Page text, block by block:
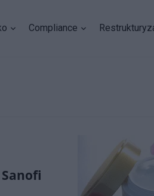
Compliance